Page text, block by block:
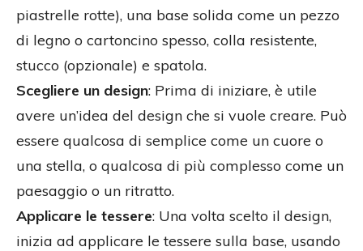
piastrelle rotte), una base solida come un pezzo
di legno o cartoncino spesso, colla resistente,
stucco (opzionale) e spatola.
Scegliere un design: Prima di iniziare, è utile
avere un’idea del design che si vuole creare. Può
essere qualcosa di semplice come un cuore o
una stella, o qualcosa di più complesso come un
paesaggio o un ritratto.
Applicare le tessere: Una volta scelto il design,
inizia ad applicare le tessere sulla base, usando